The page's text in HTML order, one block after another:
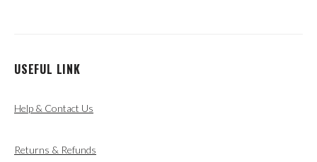
USEFUL LINK
Help & Contact Us
Returns & Refunds